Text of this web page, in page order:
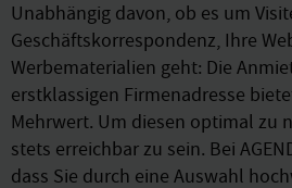
Unabhängig davon, ob es um
Geschäftskorrespondenz, Ihre
Werbematerialien geht: Die
erstklassigen Firmenadresse
Mehrwert. Um diesen optimal zu
stets erreichbar zu sein. Bei
dass Sie durch eine Auswahl